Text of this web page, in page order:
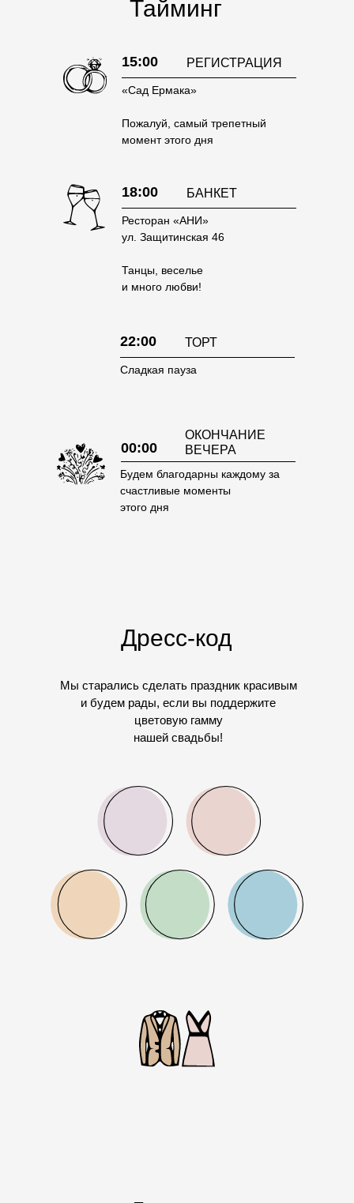
Тайминг
Дресс-код
Мы старались сделать праздник красивым
и будем рады, если вы поддержите
цветовую гамму
нашей свадьбы!
15:00 РЕГИСТРАЦИЯ
«Сад Ермака»
Пожалуй, самый трепетный
момент этого дня
18:00 БАНКЕТ
Ресторан «АНИ»
ул. Защитинская 46
Танцы, веселье
и много любви!
22:00
Сладкая пауза
ТОРТ
00:00
Будем благодарны каждому за
счастливые моменты
этого дня
ОКОНЧАНИЕ
ВЕЧЕРА